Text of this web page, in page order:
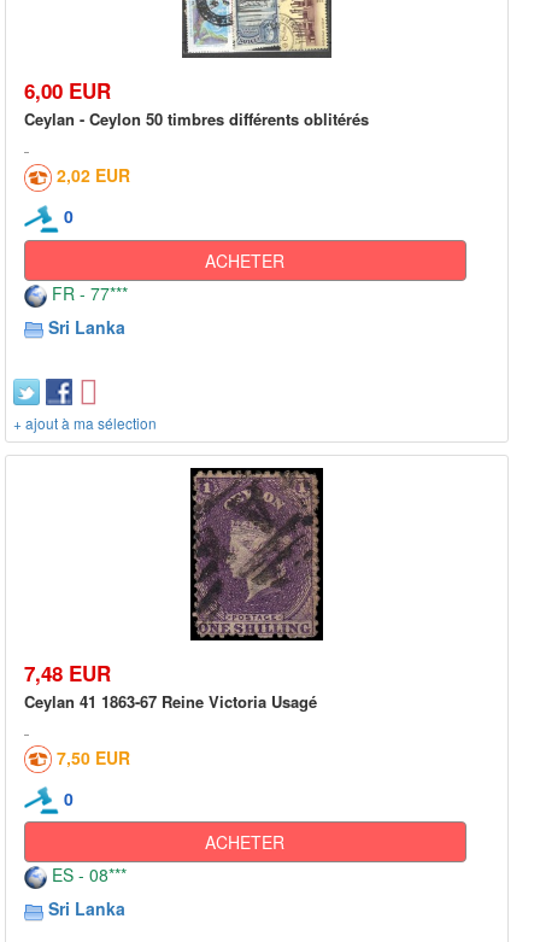
6,00 EUR
Ceylan - Ceylon 50 timbres différents oblitérés
2,02 EUR
0
ACHETER
FR - 77***
Sri Lanka
+ ajout à ma sélection
7,48 EUR
Ceylan 41 1863-67 Reine Victoria Usagé
7,50 EUR
0
ACHETER
ES - 08***
Sri Lanka